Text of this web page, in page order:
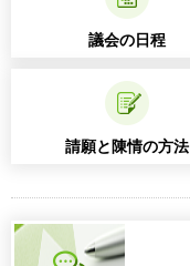
議会の日程
請願と陳情の方法